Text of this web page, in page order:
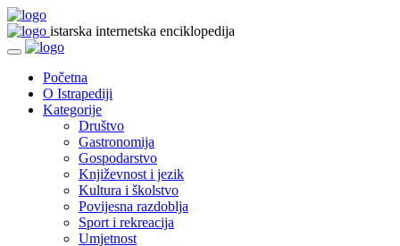
istarska internetska enciklopedija
Početna
O Istrapediji
Kategorije
Društvo
Gastronomija
Gospodarstvo
Književnost i jezik
Kultura i školstvo
Povijesna razdoblja
Sport i rekreacija
Umjetnost